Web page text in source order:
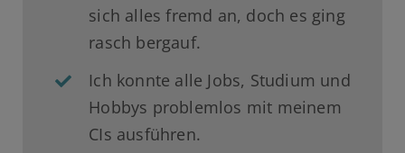
sich alles fremd an, doch es ging
rasch bergauf.
Ich konnte alle Jobs, Studium und
Hobbys problemlos mit meinem
CIs ausführen.